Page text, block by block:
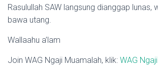
Rasulullah SAW langsung dianggap lunas,
bawa utang.
Wallaahu a’lam
Join WAG Ngaji Muamalah, klik: WAG